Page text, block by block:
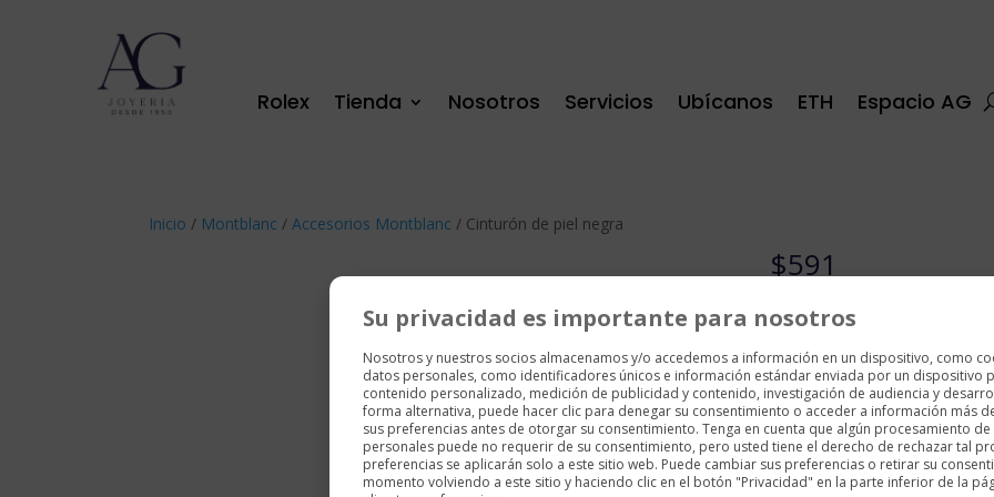
Rolex Tienda Nosotros Servicios Ubícanos ETH Espacio AG
Inicio / Montblanc /Accesorios Montblanc / Cinturón de piel negra
$591
Cinturón de 3,5 cm x 120 cm
Piel con estampado
Meisterstück rectangular
1 disponibles
Cinturón
Añadir al carrito
Su privacidad es importante para nosotros
Nosotros y nuestros socios almacenamos y/o accedemos a información en un dispositivo, como
datos personales, como identificadores únicos e información estándar enviada por un dispositivo
contenido personalizado, medición de publicidad y contenido, investigación de audiencia y
forma alternativa, puede hacer clic para denegar su consentimiento o acceder a información más
sus preferencias antes de otorgar su consentimiento. Tenga en cuenta que algún procesamiento
personales puede no requerir de su consentimiento, pero usted tiene el derecho de rechazar tal
preferencias se aplicarán solo a este sitio web. Puede cambiar sus preferencias o retirar su
momento volviendo a este sitio y haciendo clic en el botón "Privacidad" en la parte inferior de la